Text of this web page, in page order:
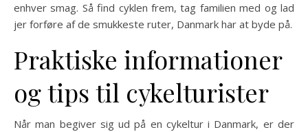
enhver smag. Så find cyklen frem, tag familien med og lad
jer forføre af de smukkeste ruter, Danmark har at byde på.
Praktiske informationer
og tips til cykelturister
Når man begiver sig ud på en cykeltur i Danmark, er der